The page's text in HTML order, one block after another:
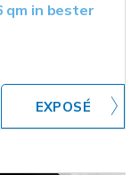
qm in bester